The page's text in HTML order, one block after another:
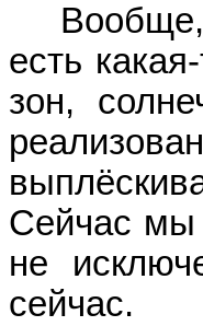
Вообще,
есть
зон,
Сейчас мы
не
сейчас.